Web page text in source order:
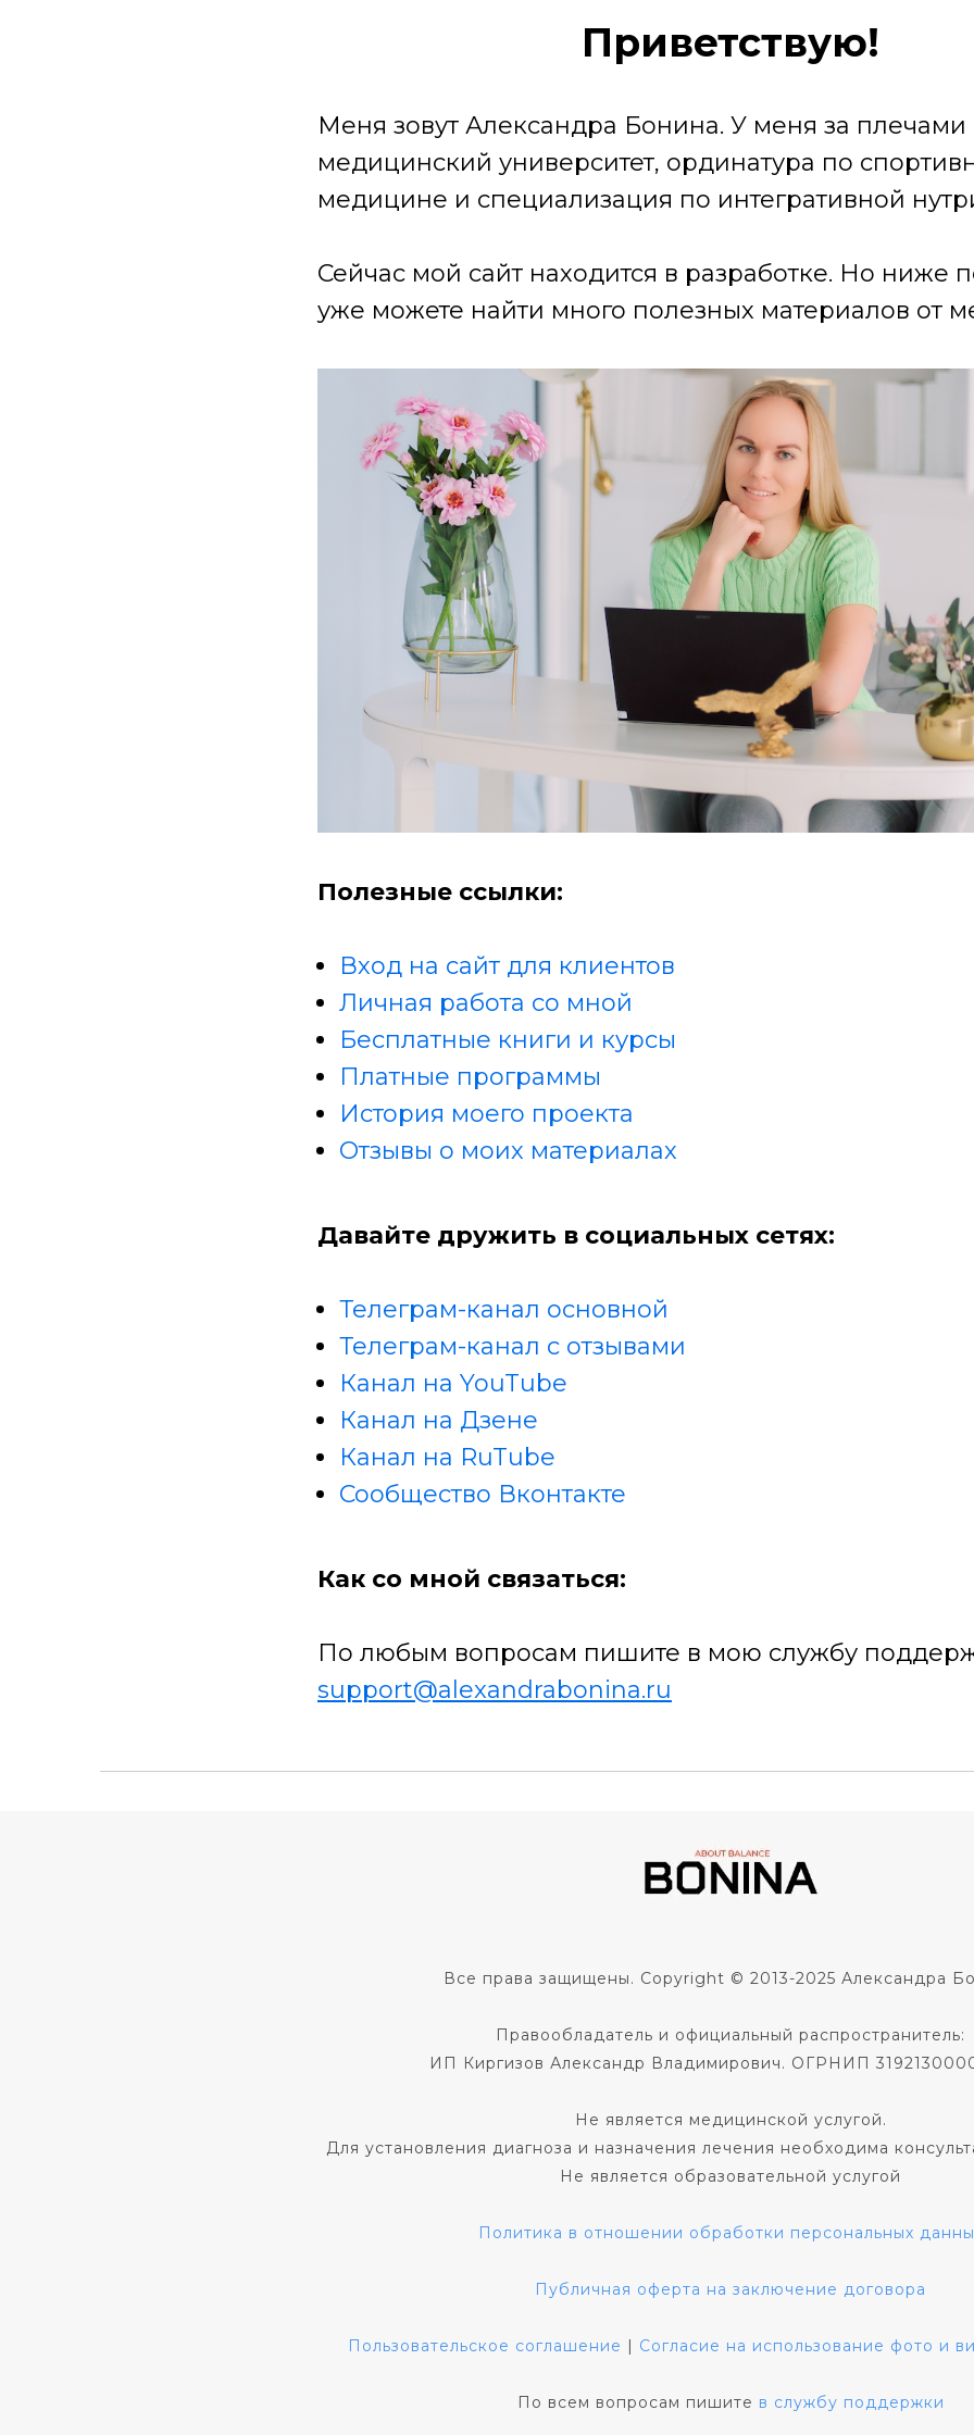
Приветствую!
Меня зовут Александра Бонина. У меня за плечами
медицинский университет, ординатура по
медицине и специализация по интегративной
Сейчас мой сайт находится в разработке. Но ниже
уже можете найти много полезных материалов от
Полезные ссылки:
Вход на сайт для клиентов
Личная работа со мной
Бесплатные книги и курсы
Платные программы
История моего проекта
Отзывы о моих материалах
Давайте дружить в социальных сетях:
Телеграм-канал основной
Телеграм-канал с отзывами
Канал на YouTube
Канал на Дзене
Канал на RuTube
Сообщество Вконтакте
Как со мной связаться:
По любым вопросам пишите в мою службу
support@alexandrabonina.ru
Все права защищены. Copyright © 2013-2025 Александра
Правообладатель и официальный распространитель:
ИП Киргизов Александр Владимирович. ОГРНИП
Не является медицинской услугой.
Для установления диагноза и назначения лечения необходима
Не является образовательной услугой
Политика в отношении обработки персональных
Публичная оферта на заключение договора
Пользовательское соглашение | Согласие на использование фото и
По всем вопросам пишите в службу поддержки